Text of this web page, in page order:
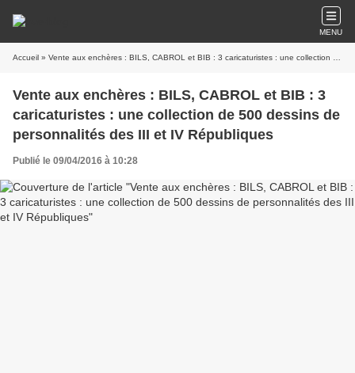
MENU
Accueil » Vente aux enchères : BILS, CABROL et BIB : 3 caricaturistes : une collection de 500 dessins de personnalités des III et IV Républiques
Vente aux enchères : BILS, CABROL et BIB : 3
caricaturistes : une collection de 500 dessins de
personnalités des III et IV Républiques
Publié le 09/04/2016 à 10:28